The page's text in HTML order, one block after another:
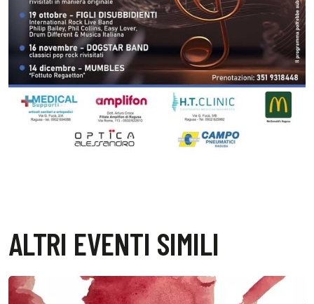
ALTRI EVENTI SIMILI